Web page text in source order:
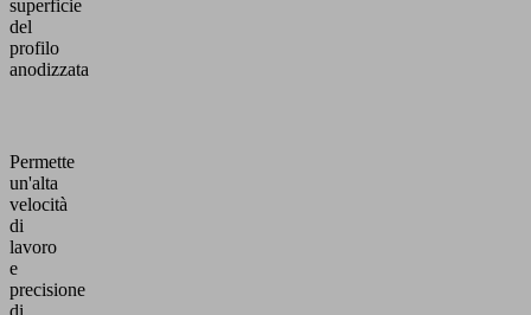
superficie
del
profilo
anodizzata
Permette
un'alta
velocità
di
lavoro
e
precisione
di